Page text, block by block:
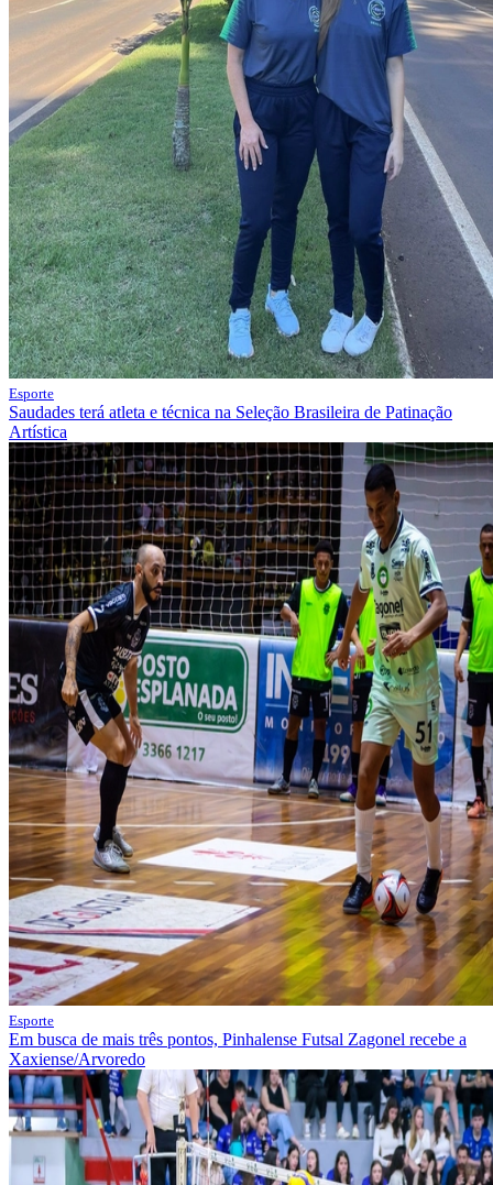
Esporte
Saudades terá atleta e técnica na Seleção Brasileira de Patinação
Artística
Esporte
Em busca de mais três pontos, Pinhalense Futsal Zagonel recebe a
Xaxiense/Arvoredo